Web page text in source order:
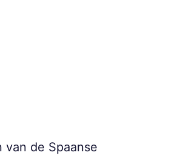
van de Spaanse